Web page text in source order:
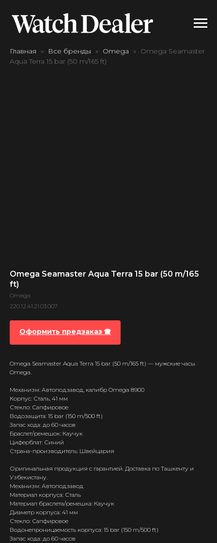
Главная Все бренды Omega
Omega Seamaster
Aqua Terra 15 bar (50 m/165 ft)
Omega Seamaster Aqua Terra 15 bar (50 m/165
ft)
Omega
220.12.41.21.03.007
Оформить предзаказ 🕿
Omega Seamaster Aqua Terra 15 bar (50 m/165 ft) — мужские часы
Omega.
Механизм: Автоподзавод, калибр Omega 8900
Корпус: Сталь, 41 мм
Стекло: Сапфировое
Водозащита: 15 bar (150 m/500 ft)
Запас хода: до 60 часов
Браслет/ремешок: Каучук
Циферблат: Синий
Страна-производитель: Швейцария
Оригинальная продукция с гарантией. Доставка по Ташкенту и
Узбекистану.
Механизм: Автоподзавод
Материал корпуса: Сталь
Материал браслета/ремешка: Каучук
Диаметр корпуса: 41 мм
Стекло: Сапфировое
Водонепроницаемость корпуса: 15 bar (150 m/500 ft)
Запас хода: до 60 часов